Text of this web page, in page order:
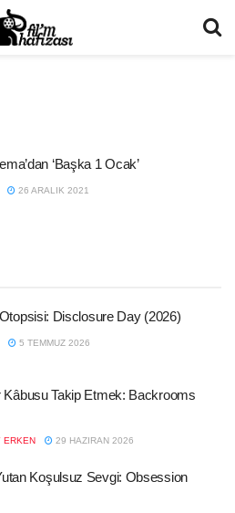
‘Başka 1 Ocak’
26 ARALIK 2021
Otopsisi: Disclosure Day (2026)
5 TEMMUZ 2026
Kâbusu Takip Etmek: Backrooms
ERKEN 29 HAZIRAN 2026
Koşulsuz Sevgi: Obsession